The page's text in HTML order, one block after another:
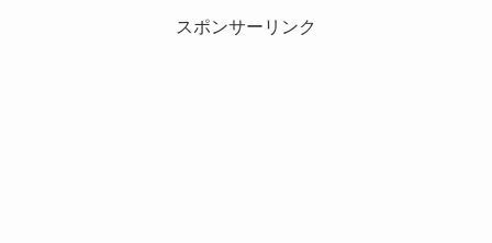
スポンサーリンク